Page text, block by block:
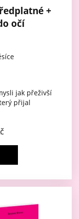
+
očí
jak přeživší
přijal